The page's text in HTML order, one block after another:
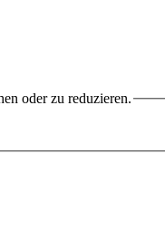
oder zu reduzieren.